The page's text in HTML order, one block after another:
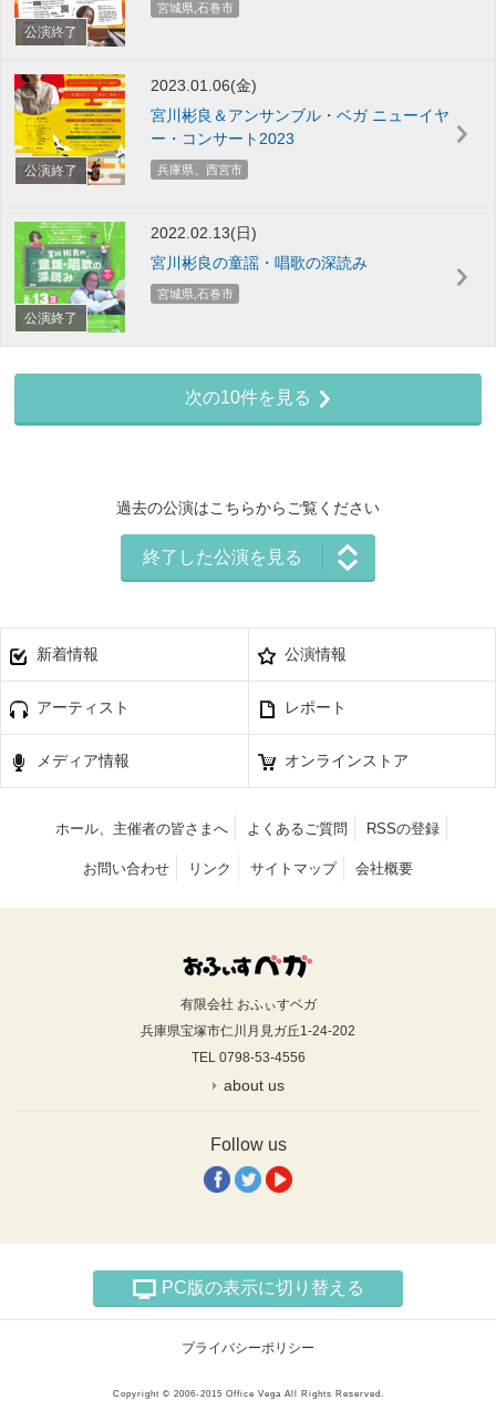
公演終了
宮城県,石巻市
公演終了
2023.01.06(金)
宮川彬良＆アンサンブル・ベガ ニューイヤ
ー・コンサート2023
兵庫県、西宮市
公演終了
2022.02.13(日)
宮川彬良の童謡・唱歌の深読み
宮城県,石巻市
次の10件を見る
過去の公演はこちらからご覧ください
終了した公演を見る
新着情報 公演情報
アーティスト レポート
メディア情報 オンラインストア
ホール、主催者の皆さまへ よくあるご質問 RSSの登録
お問い合わせ リンク サイトマップ 会社概要
有限会社 おふぃすベガ
兵庫県宝塚市仁川月見ガ丘1-24-202
TEL 0798-53-4556
about us
Follow us
PC版の表示に切り替える
プライバシーポリシー
Copyright © 2006-2015 Office Vega All Rights Reserved.